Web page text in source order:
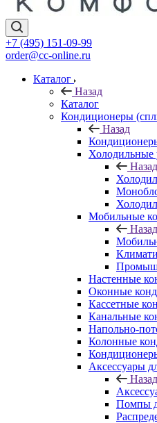
+7 (495) 151-09-99
order@cc-online.ru
Каталог
Назад
Каталог
Кондиционеры
Назад
Холодильные
Назад
Мобильные
Назад
Настенные
Оконные
Кассетные
Канальные
Напольно-
Колонные
Аксессуары
Назад
Помпы